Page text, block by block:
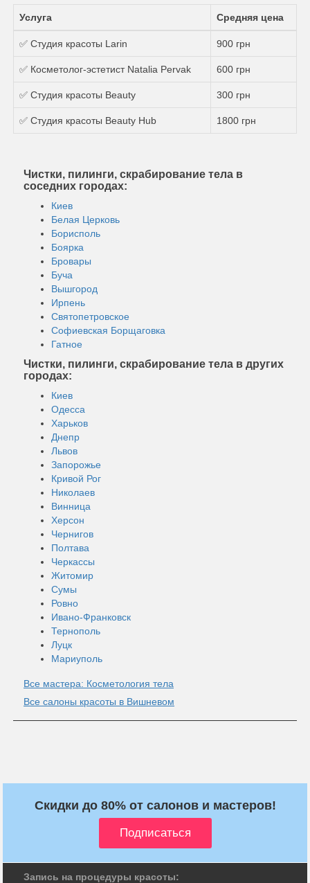
Услуга Средняя цена
✅ Студия красоты Larin 900 грн
✅ Косметолог-эстетист Natalia Pervak 600 грн
✅ Студия красоты Beauty 300 грн
✅ Студия красоты Beauty Hub 1800 грн
Чистки, пилинги, скрабирование тела в
соседних городах:
Киев
Белая Церковь
Борисполь
Боярка
Бровары
Буча
Вышгород
Ирпень
Святопетровское
Софиевская Борщаговка
Гатное
Чистки, пилинги, скрабирование тела в других
городах:
Киев
Одесса
Харьков
Днепр
Львов
Запорожье
Кривой Рог
Николаев
Винница
Херсон
Чернигов
Полтава
Черкассы
Житомир
Сумы
Ровно
Ивано-Франковск
Тернополь
Луцк
Мариуполь
Все мастера: Косметология тела
Все салоны красоты в Вишневом
Скидки до 80% от салонов и мастеров!
Запись на процедуры красоты: